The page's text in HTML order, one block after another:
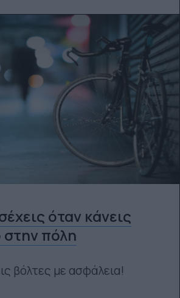
όταν κάνεις
πόλη
βόλτες με ασφάλεια!